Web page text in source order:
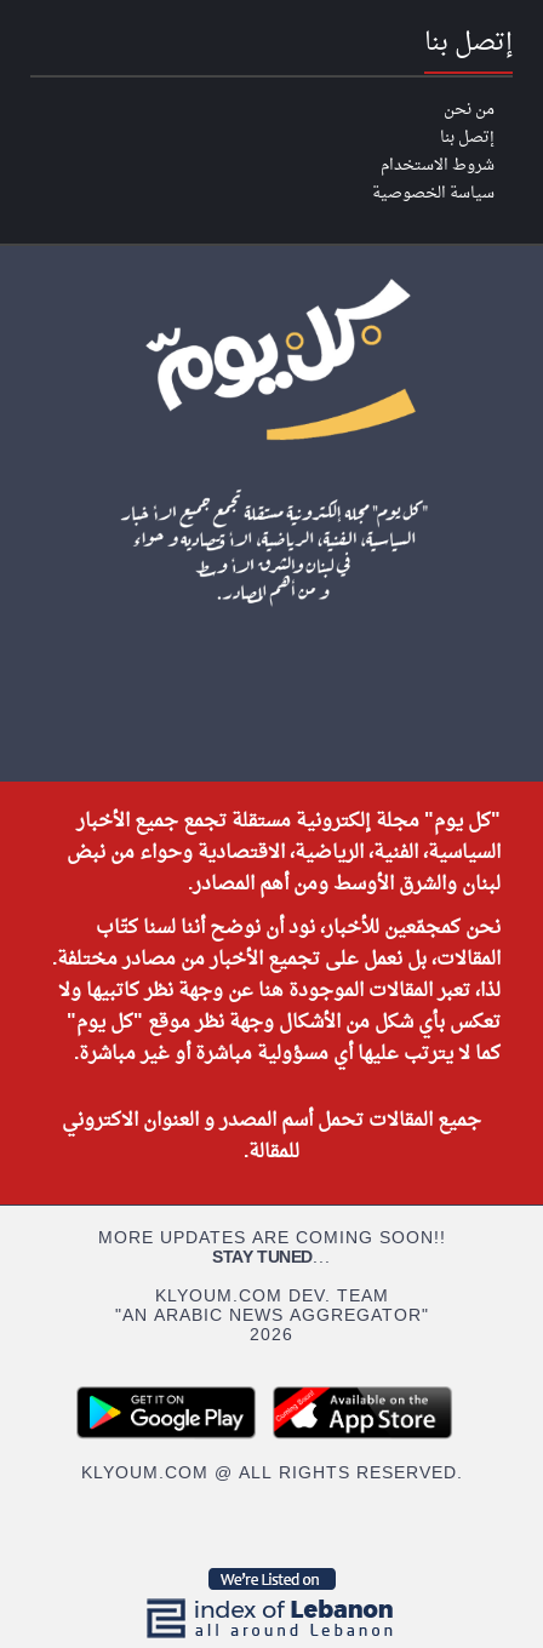
إتصل بنا
من نحن
إتصل بنا
شروط الاستخدام
سياسة الخصوصية
"كل يوم" مجلة إلكترونية مستقلة تجمع جميع الأخبار
السياسية، الفنية، الرياضية، الاقتصادية وحواء من نبض
لبنان والشرق الأوسط ومن أهم المصادر.
نحن كمجمّعين للأخبار، نود أن نوضح أننا لسنا كتّاب
المقالات، بل نعمل على تجميع الأخبار من مصادر مختلفة.
لذا، تعبر المقالات الموجودة هنا عن وجهة نظر كاتبيها ولا
تعكس بأي شكل من الأشكال وجهة نظر موقع "كل يوم"
كما لا يترتب عليها أي مسؤولية مباشرة أو غير مباشرة.
جميع المقالات تحمل أسم المصدر و العنوان الاكتروني
للمقالة.
MORE UPDATES ARE COMING SOON!!
STAY TUNED...
KLYOUM.COM DEV. TEAM
"AN ARABIC NEWS AGGREGATOR"
2026
KLYOUM.COM @ ALL RIGHTS RESERVED.